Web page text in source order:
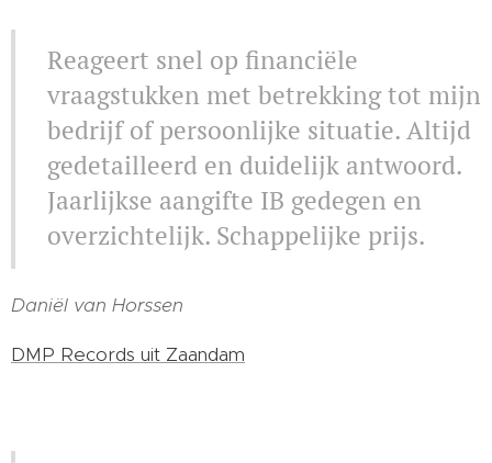
Reageert snel op financiële
vraagstukken met betrekking tot mijn
bedrijf of persoonlijke situatie. Altijd
gedetailleerd en duidelijk antwoord.
Jaarlijkse aangifte IB gedegen en
overzichtelijk. Schappelijke prijs.
Daniël van Horssen
DMP Records uit Zaandam